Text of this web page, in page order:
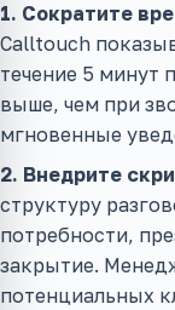
1. Сократите
Calltouch
течение 5 минут
выше, чем при
мгновенные
2. Внедрите
структуру
потребности,
закрытие.
потенциальных